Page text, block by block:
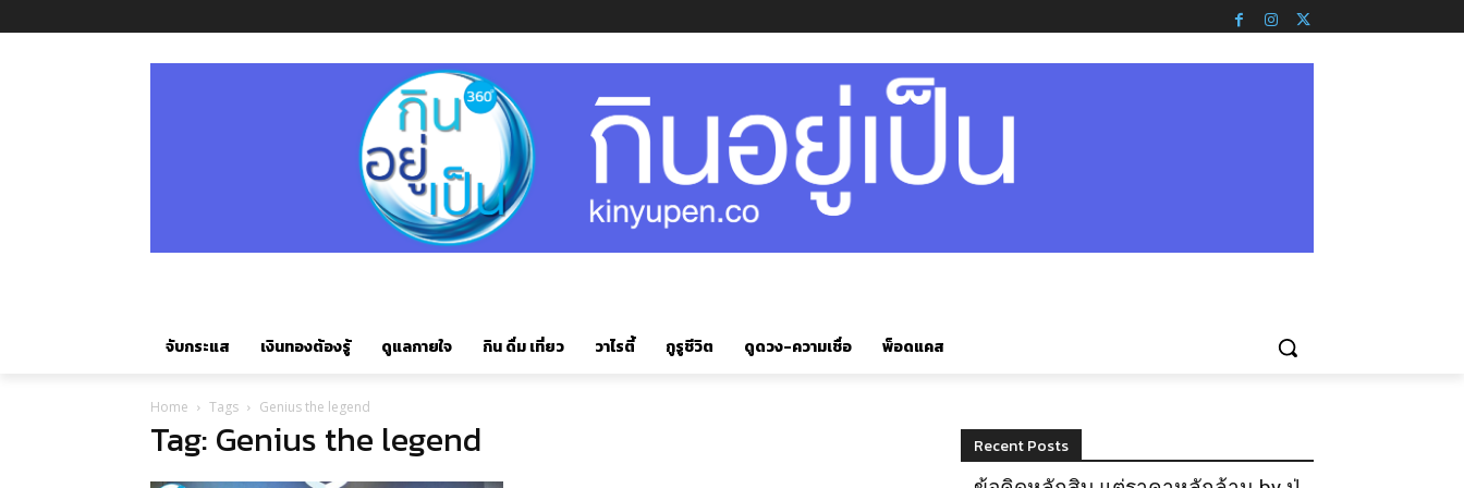
จับกระแส เงินทองต้องรู้ ดูแลกายใจ กิน ดื่ม เที่ยว วาไรตี้ กูรูชีวิต ดูดวง-ความเชื่อ พ็อดแคส
Home Tags Genius the legend
Tag: Genius the legend Recent Posts